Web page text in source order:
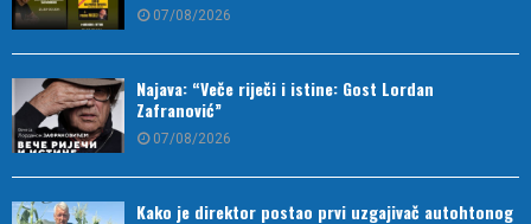
07/08/2026
Najava: “Veče riječi i istine: Gost Lordan
Zafranović”
07/08/2026
Kako je direktor postao prvi uzgajivač autohtonog